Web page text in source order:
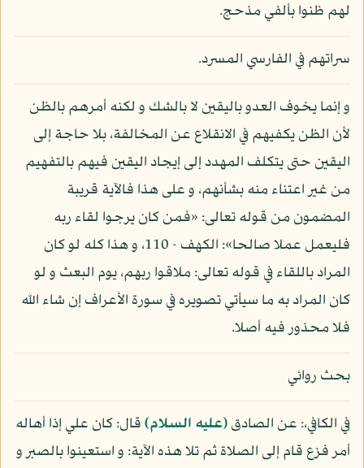
لهم ظنوا بألفي مذحج.
سراتهم في الفارسي المسرد.
و إنما يخوف العدو باليقين لا بالشك و لكنه أمرهم بالظن
لأن الظن يكفيهم في الانقلاع عن المخالفة، بلا حاجة إلى
اليقين حتى يتكلف المهدد إلى إيجاد اليقين فيهم بالتفهيم
من غير اعتناء منه بشأنهم، و على هذا فالآية قريبة
المضمون من قوله تعالى: «فمن كان يرجوا لقاء ربه
فليعمل عملا صالحا»: الكهف - 110، و هذا كله لو كان
المراد باللقاء في قوله تعالى: ملاقوا ربهم، يوم البعث و لو
كان المراد به ما سيأتي تصويره في سورة الأعراف إن شاء الله
فلا محذور فيه أصلا.
بحث روائي
في الكافي،: عن الصادق(عليه السلام)قال: كان علي إذا أهاله
أمر فزع قام إلى الصلاة ثم تلا هذه الآية: و استعينوا بالصبر و